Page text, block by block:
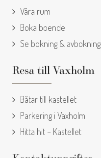
Våra rum
Boka boende
Se bokning & avbokning
Resa till Vaxholm
Båtar till kastellet
Parkering i Vaxholm
Hitta hit – Kastellet